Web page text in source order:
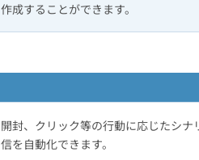
作成することができます。
開封、クリック等の行動に応じたシ
信を自動化できます。